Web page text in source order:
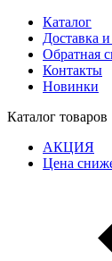
Каталог
Доставка
Обратная
Контакты
Новинки
Каталог товаров
АКЦИЯ
Цена